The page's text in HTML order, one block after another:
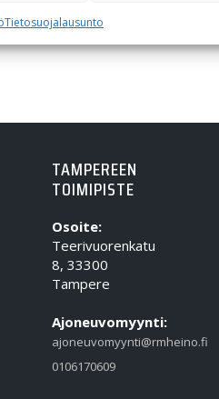
Tietosuojalausunto
TAMPEREEN
TOIMIPISTE
Osoite:
Teerivuorenkatu
8, 33300
Tampere
Ajoneuvomyynti:
ajoneuvomyynti@rmheino.fi
0106170609